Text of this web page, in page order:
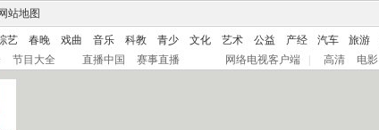
网站地图
艺 春晚 戏曲 音乐 科教 青少 文化 艺术 公益 产经 汽车 旅游
节目大全 直播中国 赛事直播 网络电视客户端 高清 电影